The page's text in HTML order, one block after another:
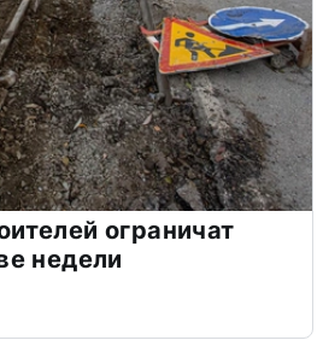
ограничат
недели